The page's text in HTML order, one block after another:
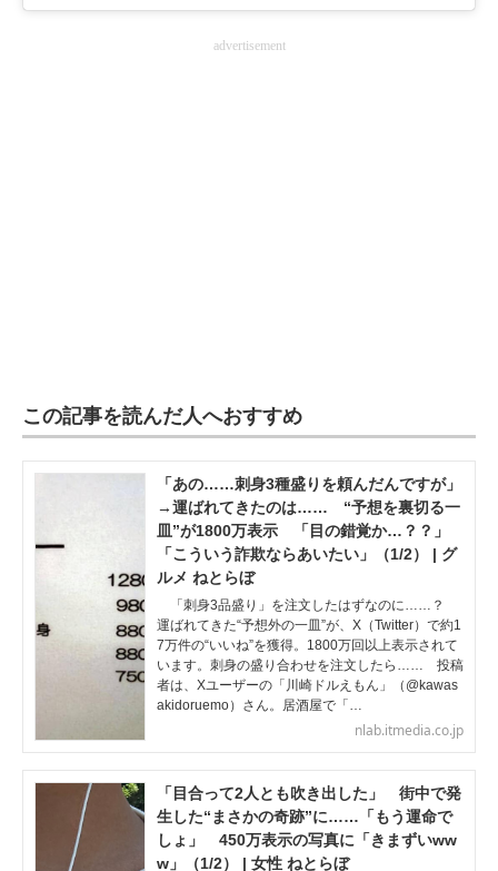
advertisement
この記事を読んだ人へおすすめ
「あの……刺身3種盛りを頼んだんですが」
→運ばれてきたのは…… “予想を裏切る一
皿”が1800万表示 「目の錯覚か…？？」
「こういう詐欺ならあいたい」（1/2） | グ
ルメ ねとらぼ
「刺身3品盛り」を注文したはずなのに……？
運ばれてきた“予想外の一皿”が、X（Twitter）で約1
7万件の“いいね”を獲得。1800万回以上表示されて
います。刺身の盛り合わせを注文したら…… 投稿
者は、Xユーザーの「川崎ドルえもん」（@kawas
akidoruemo）さん。居酒屋で「…
nlab.itmedia.co.jp
「目合って2人とも吹き出した」 街中で発
生した“まさかの奇跡”に……「もう運命で
しょ」 450万表示の写真に「きまずいww
w」（1/2） | 女性 ねとらぼ